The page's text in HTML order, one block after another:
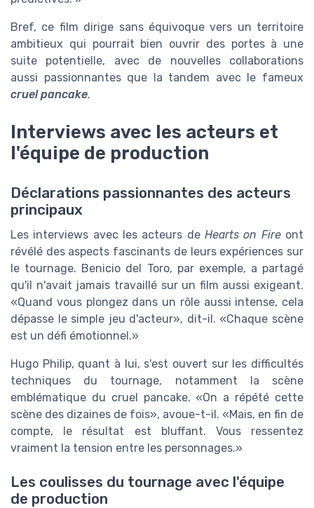
Bref, ce film dirige sans équivoque vers un territoire
ambitieux qui pourrait bien ouvrir des portes à une
suite potentielle, avec de nouvelles collaborations
aussi passionnantes que la tandem avec le fameux
cruel pancake.
Interviews avec les acteurs et
l'équipe de production
Déclarations passionnantes des acteurs
principaux
Les interviews avec les acteurs de Hearts on Fireont
révélé des aspects fascinants de leurs expériences sur
le tournage. Benicio del Toro, par exemple, a partagé
qu'il n'avait jamais travaillé sur un film aussi exigeant.
Quand vous plongez dans un rôle aussi intense, cela
dépasse le simple jeu d'acteur , dit-il.
Chaque scène
est un défi émotionnel.
Hugo Philip, quant à lui, s'est ouvert sur les difficultés
techniques du tournage, notamment la scène
emblématique du cruel pancake.
On a répété cette
scène des dizaines de fois , avoue-t-il.
Mais, en fin de
compte, le résultat est bluffant. Vous ressentez
vraiment la tension entre les personnages.
Les coulisses du tournage avec l'équipe
de production